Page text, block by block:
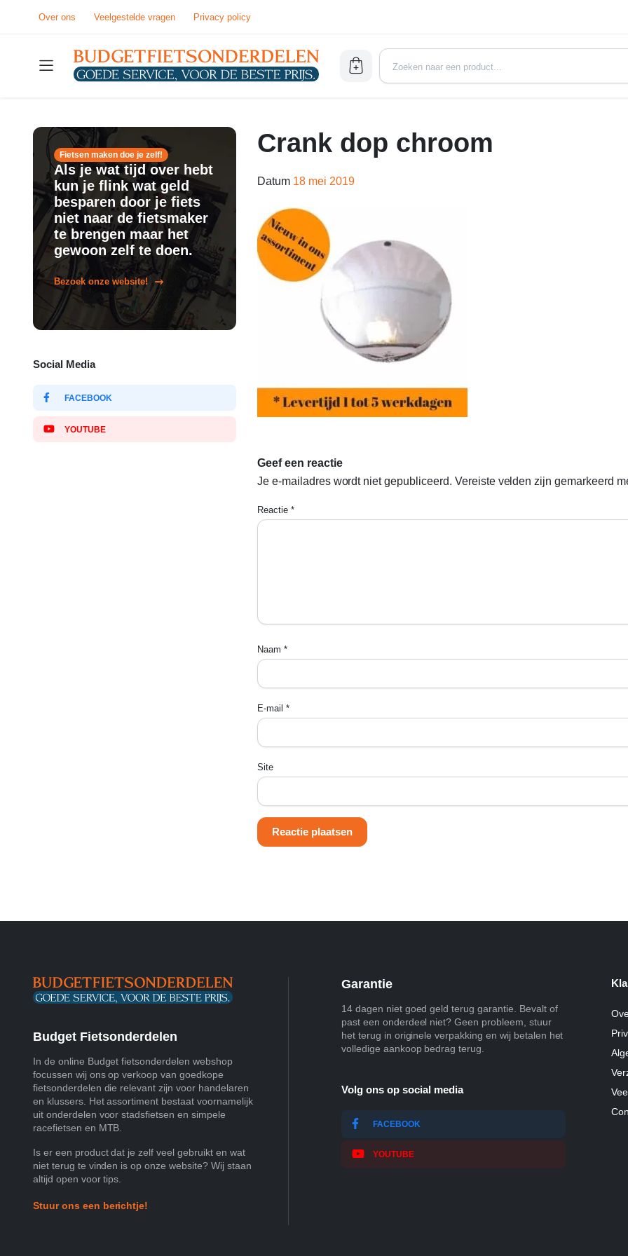
Over ons Veelgestelde vragen Privacy policy
Fietsen maken doe je zelf!
Als je wat tijd over hebt
kun je flink wat geld
besparen door je fiets
niet naar de fietsmaker
te brengen maar het
gewoon zelf te doen.
Bezoek onze website!
Social Media
FACEBOOK
YOUTUBE
Crank dop chroom
Datum 18 mei 2019
Geef een reactie
Je e-mailadres wordt niet gepubliceerd. Vereiste velden zijn gemarkeerd
Reactie *
Naam *
E-mail *
Site
Budget Fietsonderdelen
In de online Budget fietsonderdelen webshop
focussen wij ons op verkoop van goedkope
fietsonderdelen die relevant zijn voor handelaren
en klussers. Het assortiment bestaat voornamelijk
uit onderdelen voor stadsfietsen en simpele
racefietsen en MTB.
Is er een product dat je zelf veel gebruikt en wat
niet terug te vinden is op onze website? Wij staan
altijd open voor tips.
Stuur ons een berichtje!
Garantie
14 dagen niet goed geld terug garantie. Bevalt of
past een onderdeel niet? Geen probleem, stuur
het terug in originele verpakking en wij betalen het
volledige aankoop bedrag terug.
Volg ons op social media
FACEBOOK
YOUTUBE